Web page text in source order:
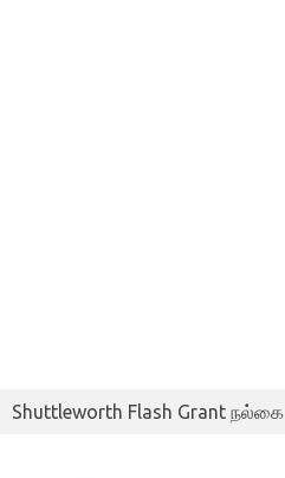
Shuttleworth Flash Grant நல்கை